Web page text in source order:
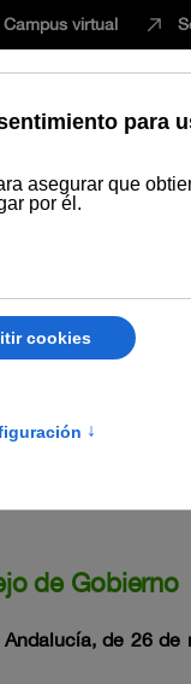
Campus virtual
EstudiarInnovación
de Andalucía,
de Gobierno
de 26